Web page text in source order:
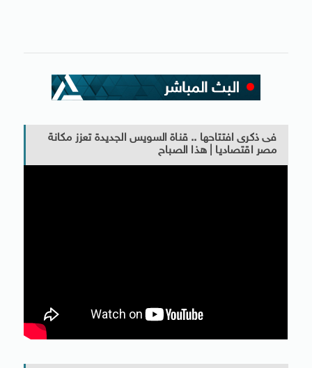
فى ذكرى افتتاحها .. قناة السويس الجديدة تعزز مكانة
مصر اقتصاديا | هذا الصباح